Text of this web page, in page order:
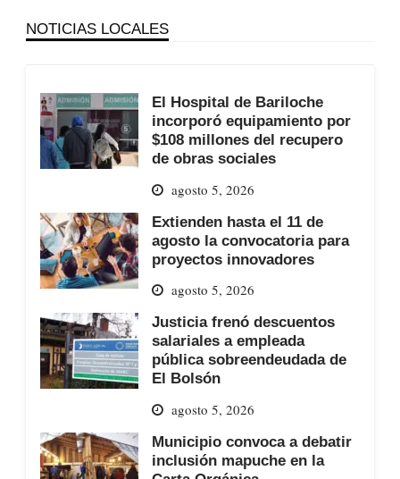
NOTICIAS LOCALES
El Hospital de Bariloche
incorporó equipamiento por
$108 millones del recupero
de obras sociales
agosto 5, 2026
Extienden hasta el 11 de
agosto la convocatoria para
proyectos innovadores
agosto 5, 2026
Justicia frenó descuentos
salariales a empleada
pública sobreendeudada de
El Bolsón
agosto 5, 2026
Municipio convoca a debatir
inclusión mapuche en la